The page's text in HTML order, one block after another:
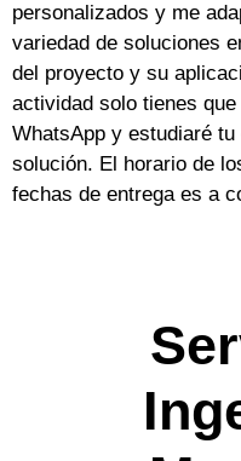
personalizados y me
variedad de soluciones
del proyecto y su
actividad solo tienes
WhatsApp y estudiaré
solución. El horario de
fechas de entrega es a